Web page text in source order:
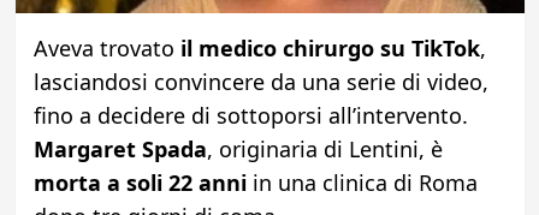
Aveva trovato il medico chirurgo su TikTok,
lasciandosi convincere da una serie di video,
fino a decidere di sottoporsi all’intervento.
Margaret Spada, originaria di Lentini, è
morta a soli 22 anni in una clinica di Roma